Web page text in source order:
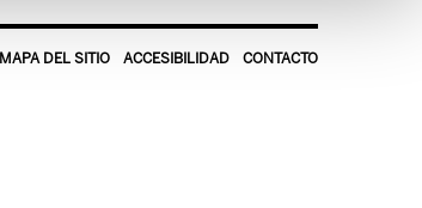
MAPA DEL SITIO ACCESIBILIDAD CONTACTO